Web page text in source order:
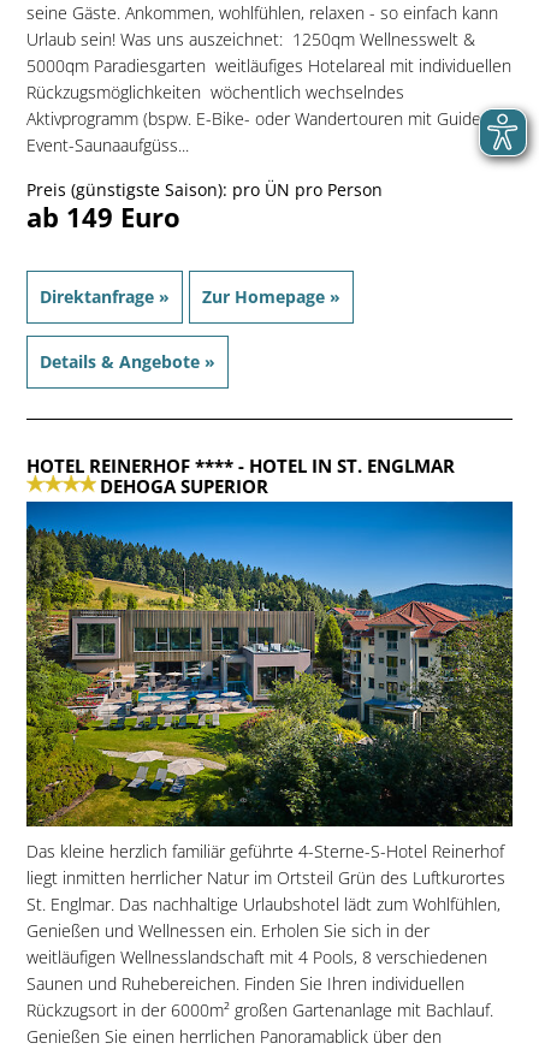
seine Gäste. Ankommen, wohlfühlen, relaxen - so einfach kann
Urlaub sein! Was uns auszeichnet:  1250qm Wellnesswelt &
5000qm Paradiesgarten  weitläufiges Hotelareal mit individuellen
Rückzugsmöglichkeiten  wöchentlich wechselndes
Aktivprogramm (bspw. E-Bike- oder Wandertouren mit Guide,
Event-Saunaaufgüss...
Preis (günstigste Saison): pro ÜN pro Person
ab 149 Euro
Direktanfrage » Zur Homepage »
Details & Angebote »
HOTEL REINERHOF ****- HOTEL IN ST. ENGLMAR
DEHOGA SUPERIOR
Das kleine herzlich familiär geführte 4-Sterne-S-Hotel Reinerhof
liegt inmitten herrlicher Natur im Ortsteil Grün des Luftkurortes
St. Englmar. Das nachhaltige Urlaubshotel lädt zum Wohlfühlen,
Genießen und Wellnessen ein. Erholen Sie sich in der
weitläufigen Wellnesslandschaft mit 4 Pools, 8 verschiedenen
Saunen und Ruhebereichen. Finden Sie Ihren individuellen
Rückzugsort in der 6000m² großen Gartenanlage mit Bachlauf.
Genießen Sie einen herrlichen Panoramablick über den